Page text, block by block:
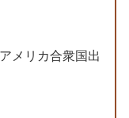
メリカ合衆国出